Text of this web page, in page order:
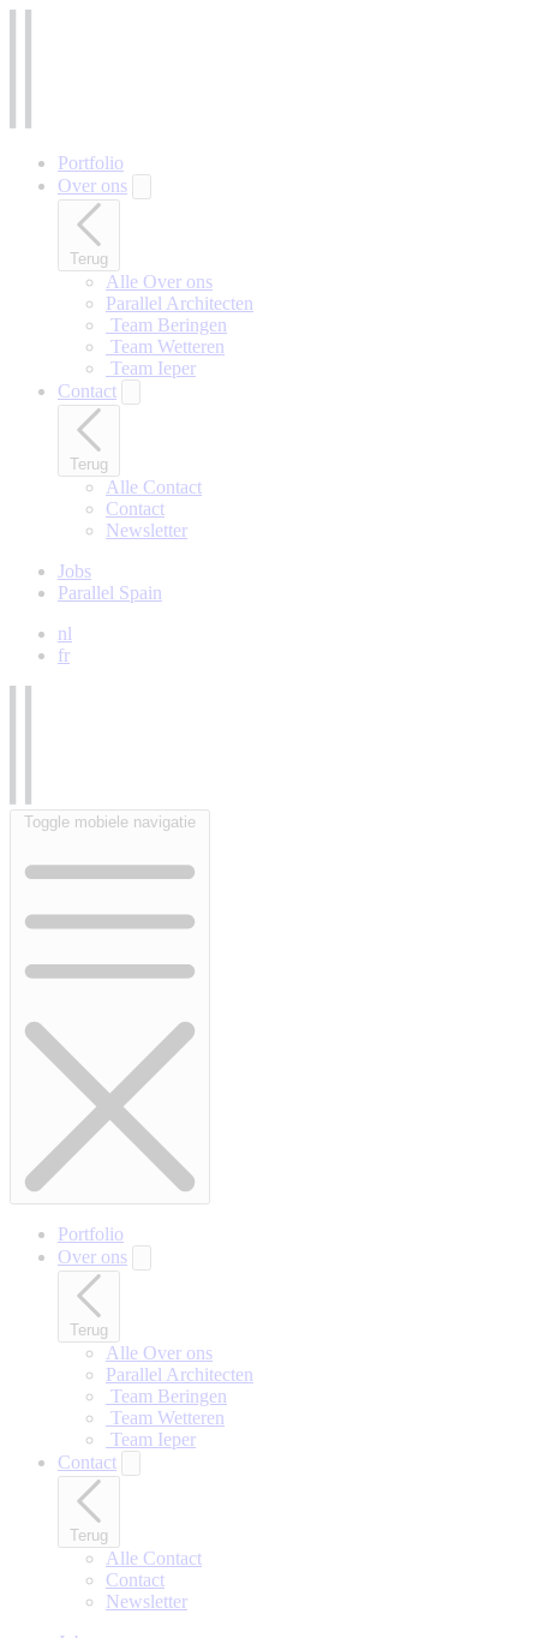
Portfolio
Over ons
Terug
Alle Over ons
Parallel Architecten
‎ Team Beringen
‎ Team Wetteren
‎ Team Ieper
Contact
Terug
Alle Contact
Contact
Newsletter
Jobs
Parallel Spain
nl
fr
Toggle mobiele navigatie
Portfolio
Over ons
Terug
Alle Over ons
Parallel Architecten
‎ Team Beringen
‎ Team Wetteren
‎ Team Ieper
Contact
Terug
Alle Contact
Contact
Newsletter